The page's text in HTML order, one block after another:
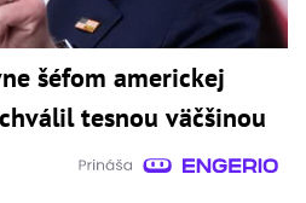
šéfom americkej
tesnou väčšinou